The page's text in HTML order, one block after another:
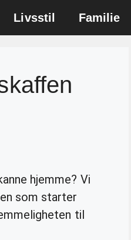
Livsstil Familie
hjemme? Vi
som starter
til